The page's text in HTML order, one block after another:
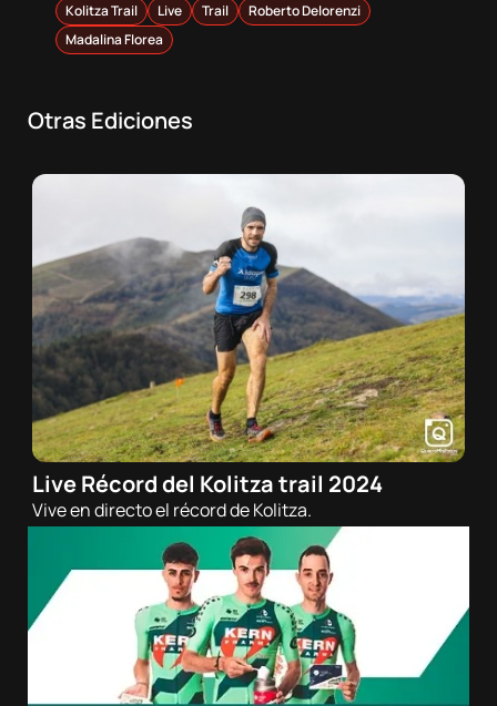
Kolitza Trail Live Trail
Roberto Delorenzi
Madalina Florea
Otras Ediciones
19/05/2024 - 11:20h
Trail
Live Récord del Kolitza trail 2024
Vive en directo el récord de Kolitza.